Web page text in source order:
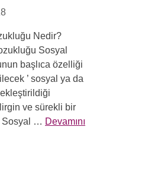
Nedir?
Sosyal
başlıca özelliği
’ sosyal ya da
ve sürekli bir
Sosyal … Devamını